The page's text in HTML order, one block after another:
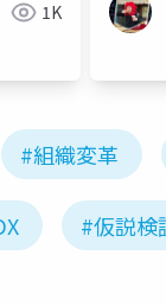
1K
#組織変革
#仮説検